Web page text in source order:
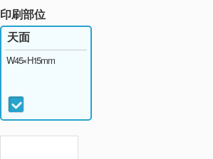
印刷部位
天面
W45×H15mm